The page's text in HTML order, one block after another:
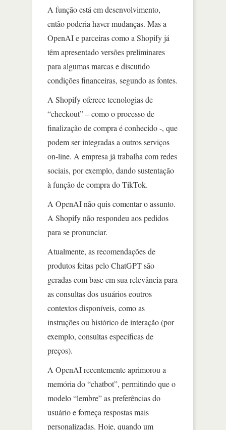
A função está em desenvolvimento,
então poderia haver mudanças. Mas a
OpenAI e parceiras como a Shopify já
têm apresentado versões preliminares
para algumas marcas e discutido
condições financeiras, segundo as fontes.
A Shopify oferece tecnologias de
“checkout” – como o processo de
finalização de compra é conhecido -, que
podem ser integradas a outros serviços
on-line. A empresa já trabalha com redes
sociais, por exemplo, dando sustentação
à função de compra do TikTok.
A OpenAI não quis comentar o assunto.
A Shopify não respondeu aos pedidos
para se pronunciar.
Atualmente, as recomendações de
produtos feitas pelo ChatGPT são
geradas com base em sua relevância para
as consultas dos usuários eoutros
contextos disponíveis, como as
instruções ou histórico de interação (por
exemplo, consultas específicas de
preços).
A OpenAI recentemente aprimorou a
memória do “chatbot”, permitindo que o
modelo “lembre” as preferências do
usuário e forneça respostas mais
personalizadas. Hoje, quando um